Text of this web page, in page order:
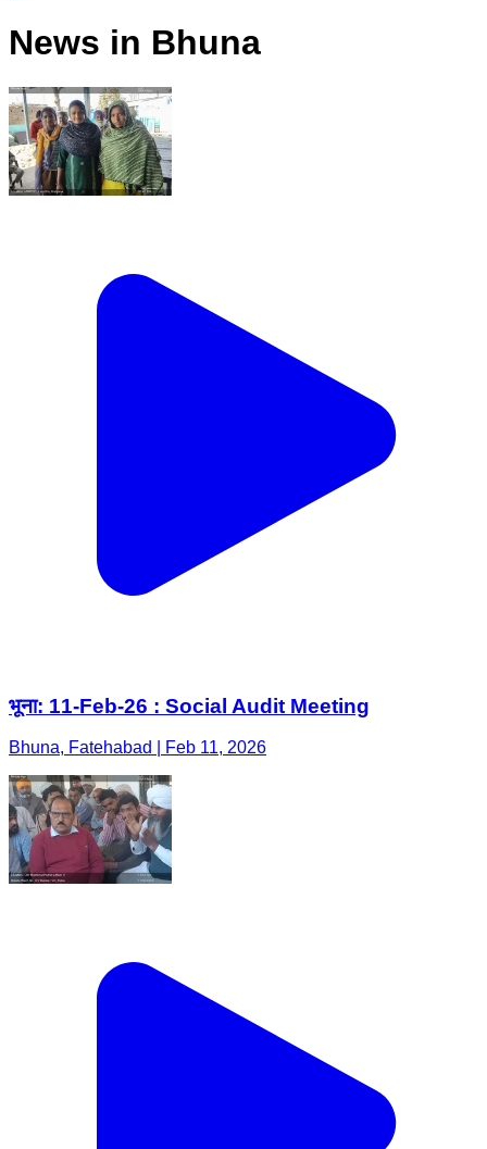
News in Bhuna
भूना: 11-Feb-26 : Social Audit Meeting
Bhuna, Fatehabad | Feb 11, 2026